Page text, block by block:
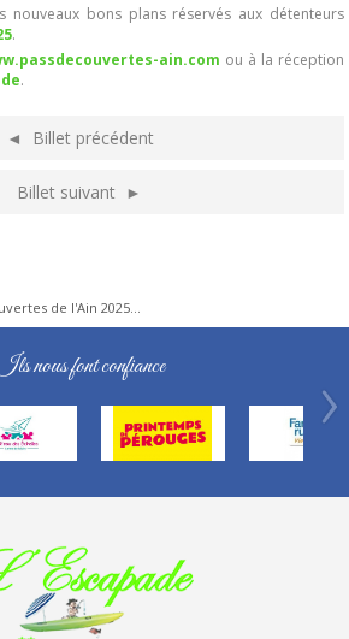
nouveaux bons plans réservés aux détenteurs
.
ain.com ou à la réception
.
◄ Billet précédent
Billet suivant ►
de l'Ain 2025...
nous font confiance